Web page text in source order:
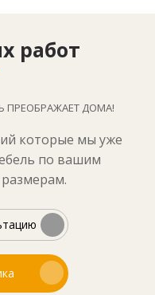
работ
ПРЕОБРАЖАЕТ ДОМА!
которые мы уже
по вашим